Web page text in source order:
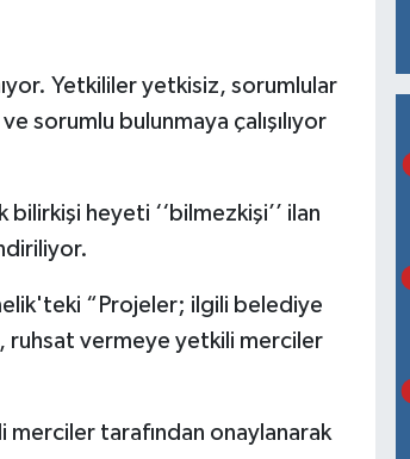
Yetkililer yetkisiz, sorumlular
sorumlu bulunmaya çalışılıyor
heyeti ‘‘bilmezkişi’’ ilan
“Projeler; ilgili belediye
ruhsat vermeye yetkili merciler
merciler tarafından onaylanarak